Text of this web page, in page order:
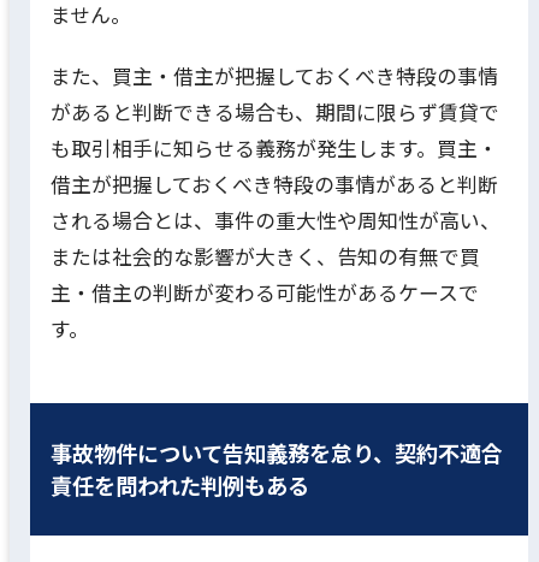
ません。
また、買主・借主が把握しておくべき特段の事情
があると判断できる場合も、期間に限らず賃貸で
も取引相手に知らせる義務が発生します。買主・
借主が把握しておくべき特段の事情があると判断
される場合とは、事件の重大性や周知性が高い、
または社会的な影響が大きく、告知の有無で買
主・借主の判断が変わる可能性があるケースで
す。
事故物件について告知義務を怠り、契約不適合
責任を問われた判例もある